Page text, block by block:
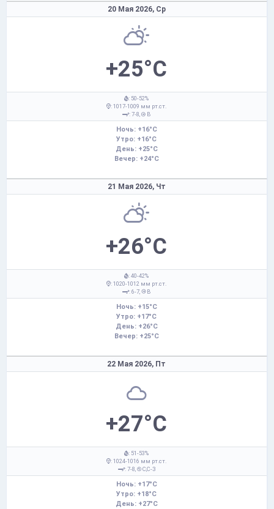
20 Мая 2026, Ср
+25°C
: 50-52%
: 1017-1009 мм рт.ст.
: 7-8,
В
Ночь: +16°C
Утро: +16°C
День: +25°C
Вечер: +24°C
21 Мая 2026, Чт
+26°C
: 40-42%
: 1020-1012 мм рт.ст.
: 6-7,
В
Ночь: +15°C
Утро: +17°C
День: +26°C
Вечер: +25°C
22 Мая 2026, Пт
+27°C
: 51-53%
: 1024-1016 мм рт.ст.
: 7-8,
С,С-З
Ночь: +17°C
Утро: +18°C
День: +27°C